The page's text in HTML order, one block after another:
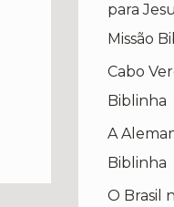
para
Missão
Cabo
Biblinha
A
Biblinha
O Brasil